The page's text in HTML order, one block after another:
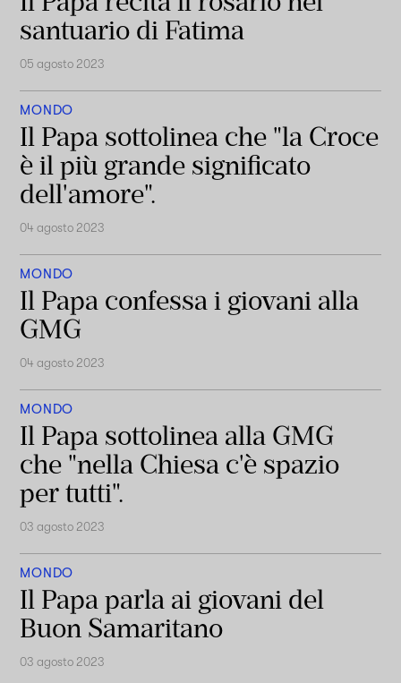
santuario di Fatima
05 agosto 2023
MONDO
Il Papa sottolinea che "la Croce
è il più grande significato
dell'amore".
04 agosto 2023
MONDO
Il Papa confessa i giovani alla
GMG
04 agosto 2023
MONDO
Il Papa sottolinea alla GMG
che "nella Chiesa c'è spazio
per tutti".
03 agosto 2023
MONDO
Il Papa parla ai giovani del
Buon Samaritano
03 agosto 2023